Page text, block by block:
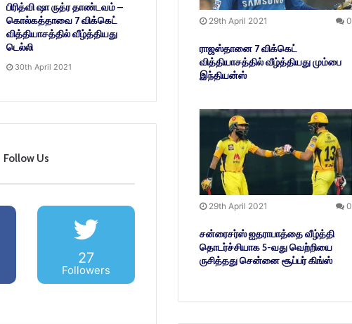
29th April 2021 0
ராஜஸ்தானை 7 விக்கெட்
வித்தியாசத்தில் வீழ்த்தியது மும்பை
இந்தியன்ஸ்
29th April 2021 0
சன்ரைசர்ஸ் ஐதராபாத்தை வீழ்த்தி
தொடர்ச்சியாக 5-வது வெற்றியை
ருசித்தது சென்னை சூப்பர் கிங்ஸ்
பிரித்வி ஷா ருத்ர தாண்டவம் –
கொல்கத்தாவை 7 விக்கெட்
வித்தியாசத்தில் வீழ்த்தியது
டெல்லி
30th April 2021
Follow Us
27
Followers